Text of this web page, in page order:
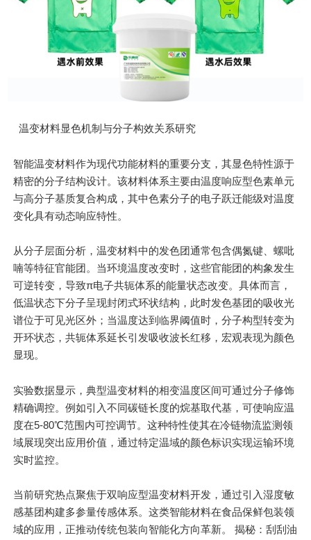
温变材料显色机制与分子构效关系研究
智能温变材料作为现代功能材料的重要分支，其显色特性源于
精密的分子结构设计。该材料体系主要由温度响应型色素单元
与高分子基质复合构成，其中色素分子的电子跃迁能级对温度
变化具有动态响应特性。
从分子层面分析，温变材料中的发色团通常包含偶氮键、螺吡
喃等特征官能团。当环境温度改变时，这些官能团的构象发生
可逆转变，导致π电子共轭体系的能量状态改变。具体而言，
低温状态下分子呈现封闭式环状结构，此时发色基团的吸收光
谱位于可见光区外；当温度达到临界阈值时，分子构型转变为
开环状态，共轭体系延长引发吸收波长红移，宏观表现为颜色
显现。
实验数据显示，典型温变材料的相变温度区间可通过分子修饰
精确调控。例如引入不同碳链长度的烷基取代基，可使响应温
度在5-80℃范围内可控调节。这种特性使其在冷链物流监测领
域展现突出应用价值，通过特定温域的颜色标识实现运输环境
实时监控。
当前研究热点聚焦于双响应型温变材料开发，通过引入湿度敏
感基团构建多参量传感体系。这类智能材料在食品保鲜包装领
域的应用，正推动传统包装向智能化方向革新。 揭秘：刮刮油